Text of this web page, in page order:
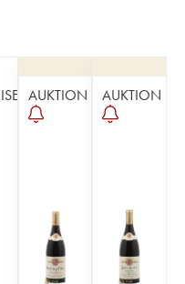
AUKTION AUKTION